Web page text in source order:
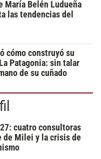
María Belén Ludueña
las tendencias del
cómo construyó su
Patagonia: sin talar
de su cuñado
cuatro consultoras
de Milei y la crisis de